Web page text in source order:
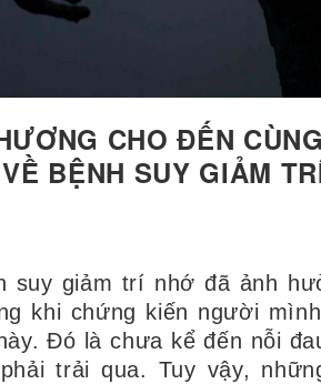
CHO ĐẾN
BỆNH SUY GIẢM
suy giảm trí nhớ đã ảnh
khi chứng kiến ​​người
Đó là chưa kể đến nỗi
trải qua. Tuy vậy,